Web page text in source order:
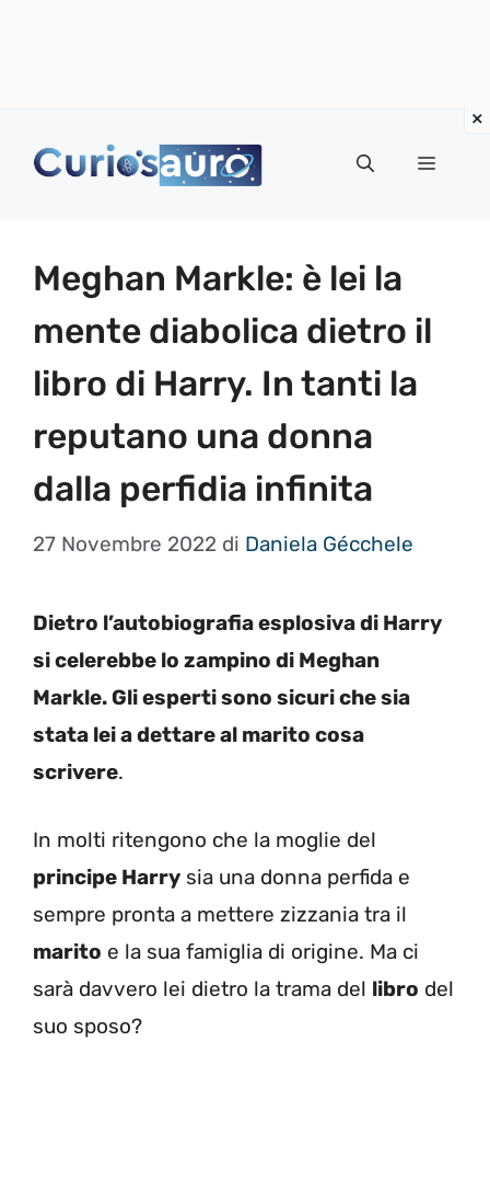
Menu
Meghan Markle: è lei la
mente diabolica dietro il
libro di Harry. In tanti la
reputano una donna
dalla perfidia infinita
27 Novembre 2022 di Daniela Gécchele
Dietro l’autobiografia esplosiva di Harry
si celerebbe lo zampino di Meghan
Markle. Gli esperti sono sicuri che sia
stata lei a dettare al marito cosa
scrivere.
In molti ritengono che la moglie del
principe Harry sia una donna perfida e
sempre pronta a mettere zizzania tra il
marito e la sua famiglia di origine. Ma ci
sarà davvero lei dietro la trama del libro del
suo sposo?